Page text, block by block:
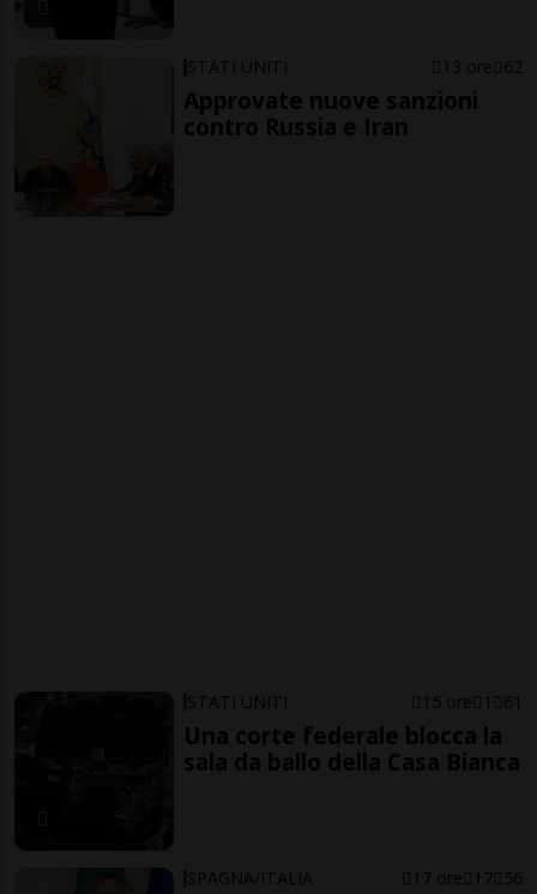
STATI UNITI 13 ore 62
Approvate nuove sanzioni
contro Russia e Iran
STATI UNITI 15 ore 1 61
Una corte federale blocca la
sala da ballo della Casa Bianca
SPAGNA/ITALIA 17 ore 17 56